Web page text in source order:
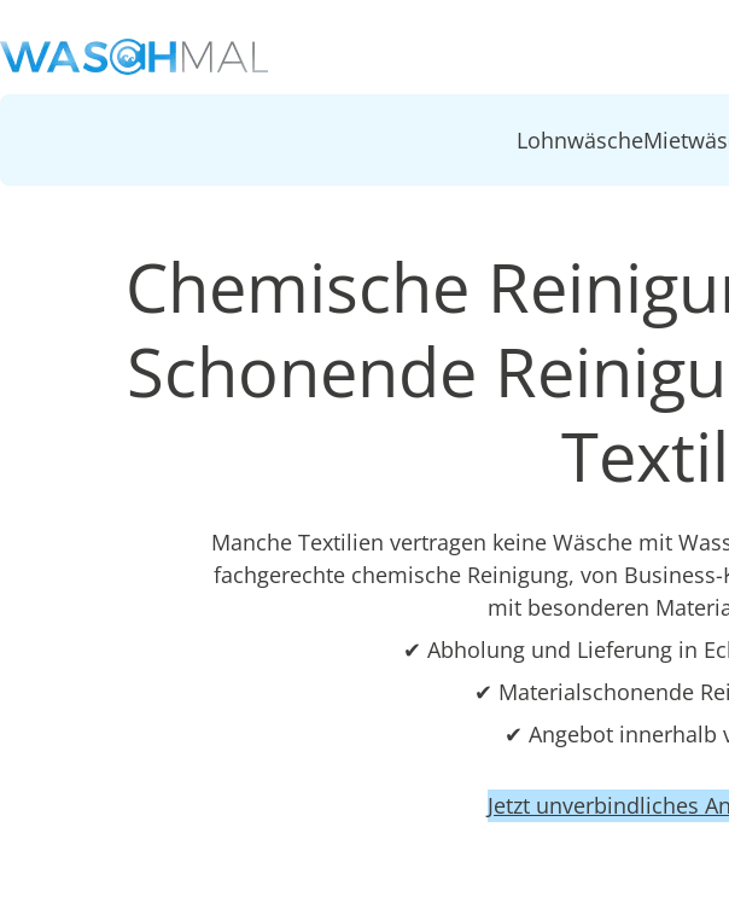
Lohnwäsche
Chemische
Schonende
Manche Textilien vertragen keine Wäsche mit
fachgerechte chemische Reinigung, von
mit besonderen
✔ Abholung und Lieferung in
✔ Materialschonende
✔ Angebot innerhalb
Jetzt unverbindliches